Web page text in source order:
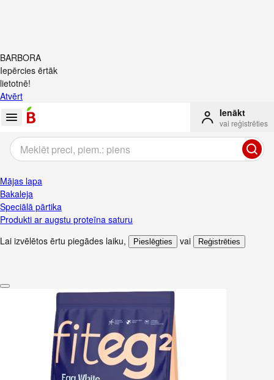
BARBORA
Iepērcies ērtāk
lietotnē!
Atvērt
Ienākt
vai reģistrēties
Mājas lapa
Bakaleja
Speciālā pārtika
Produkti ar augstu proteīna saturu
Lai izvēlētos ērtu piegādes laiku, Pieslēgties vai Reģistrēties